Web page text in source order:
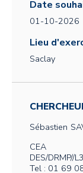
Date
01-10-2026
Lieu
Saclay
Sébastien
CEA
DES/DRMP//
Tel : 01 69